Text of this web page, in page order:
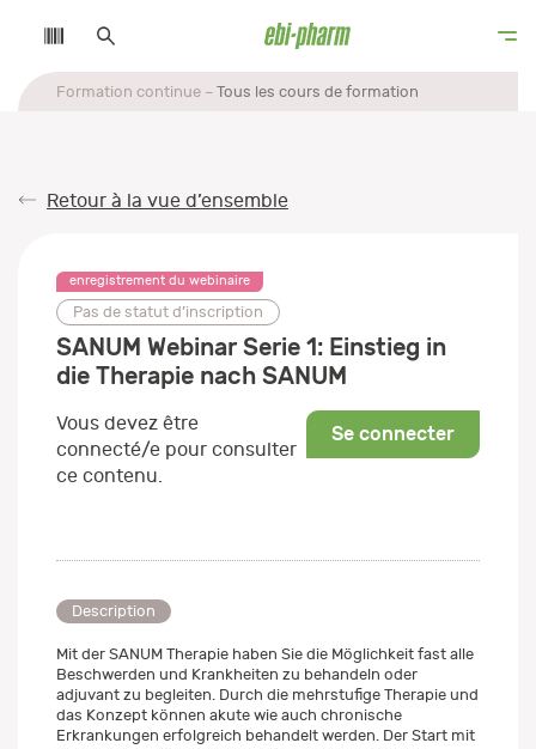
Formation continue Tous les cours de formation
Retour à la vue d’ensemble
enregistrement du webinaire
Pas de statut d’inscription
SANUM Webinar Serie 1: Einstieg in
die Therapie nach SANUM
Se connecter
Vous devez être
connecté/e pour consulter
ce contenu.
Description
Mit der SANUM Therapie haben Sie die Möglichkeit fast alle
Beschwerden und Krankheiten zu behandeln oder
adjuvant zu begleiten. Durch die mehrstufige Therapie und
das Konzept können akute wie auch chronische
Erkrankungen erfolgreich behandelt werden. Der Start mit